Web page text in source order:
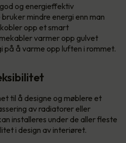
og energieffektiv
mindre energi enn man
opp et smart
varmer opp gulvet
på å varme opp luften i rommet.
til å designe og møblere et
av radiatorer eller
installeres under de aller fleste
i design av interiøret.